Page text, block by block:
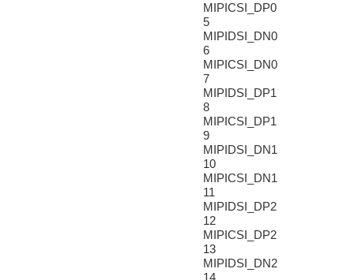
MIPICSI_DP0
5
MIPIDSI_DN0
6
MIPICSI_DN0
7
MIPIDSI_DP1
8
MIPICSI_DP1
9
MIPIDSI_DN1
10
MIPICSI_DN1
11
MIPIDSI_DP2
12
MIPICSI_DP2
13
MIPIDSI_DN2
14